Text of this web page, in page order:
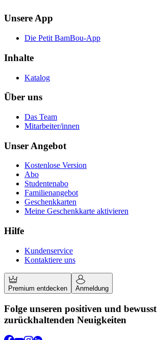
Unsere App
Die Petit BamBou-App
Inhalte
Katalog
Über uns
Das Team
Mitarbeiter/innen
Unser Angebot
Kostenlose Version
Abo
Studentenabo
Familienangebot
Geschenkkarten
Meine Geschenkkarte aktivieren
Hilfe
Kundenservice
Kontaktiere uns
Premium entdecken Anmeldung
Folge unseren positiven und bewusst
zurückhaltenden Neuigkeiten